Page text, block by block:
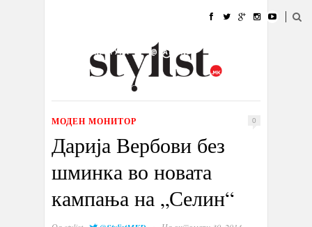
УБАВИНА
КУЛТУРА @РАБОТА
ИЗЛОГ
МОДЕН МОНИТОР 0
Дарија Вербови без
шминка во новата
кампања на „Селин“